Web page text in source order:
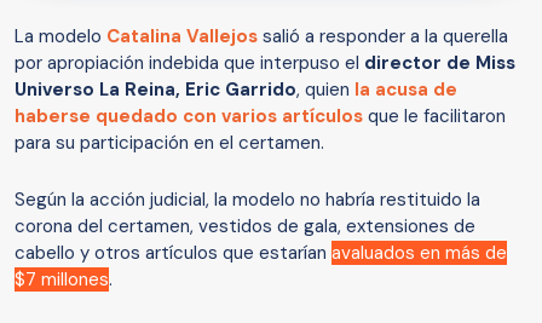
La modelo Catalina Vallejos salió a responder a la querella
por apropiación indebida que interpuso el director de Miss
Universo La Reina, Eric Garrido, quien la acusa de
haberse quedado con varios artículos que le facilitaron
para su participación en el certamen.
Según la acción judicial, la modelo no habría restituido la
corona del certamen, vestidos de gala, extensiones de
cabello y otros artículos que estarían avaluados en más de
$7 millones.